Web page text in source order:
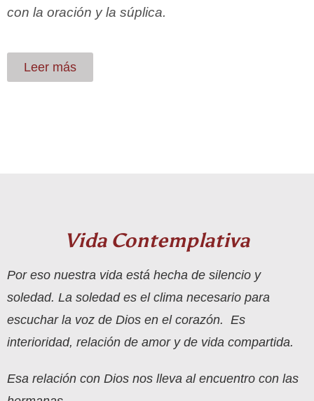
con la oración y la súplica.
Leer más
Vida Contemplativa
Por eso nuestra vida está hecha de silencio y
soledad. La soledad es el clima necesario para
escuchar la voz de Dios en el corazón. Es
interioridad, relación de amor y de vida compartida.
Esa relación con Dios nos lleva al encuentro con las